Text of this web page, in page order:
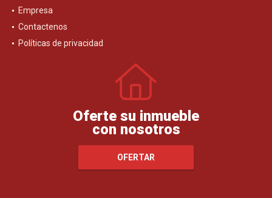
Empresa
Contactenos
Políticas de privacidad
Oferte su inmueble
con nosotros
OFERTAR